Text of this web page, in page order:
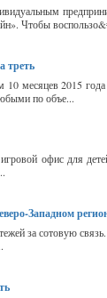
Чтобы
треть
10 месяцев 2015
по объе...
офис для
Западном
за сотовую